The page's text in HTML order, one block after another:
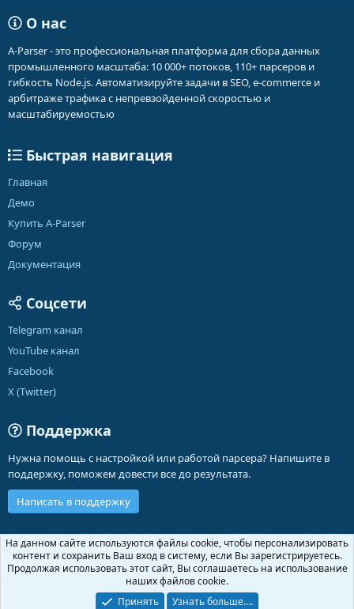
О нас
A-Parser - это профессиональная платформа для сбора данных
промышленного масштаба: 10 000+ потоков, 110+ парсеров и
гибкость Node.js. Автоматизируйте задачи в SEO, e-commerce и
арбитраже трафика с непревзойденной скоростью и
масштабируемостью
Быстрая навигация
Главная
Демо
Купить A-Parser
Форум
Документация
Соцсети
Telegram канал
YouTube канал
Facebook
X (Twitter)
Поддержка
Нужна помощь с настройкой или работой парсера? Напишите в
поддержку, поможем довести все до результата.
Написать в поддержку
Russian (RU)
Обратная связь
Условия и правила
Политика конфиденциальности
Помощь
Community platform by XenForo ® © 2010-2026 XenForo Ltd.
На данном сайте используются файлы cookie, чтобы персонализировать
контент и сохранить Ваш вход в систему, если Вы зарегистрируетесь.
Продолжая использовать этот сайт, Вы соглашаетесь на использование
наших файлов cookie.
Принять
Узнать больше.…